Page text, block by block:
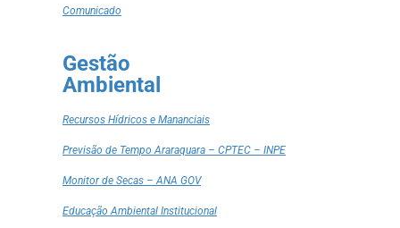
Comunicado
Gestão
Ambiental
Recursos Hídricos e Mananciais
Previsão de Tempo Araraquara – CPTEC – INPE
Monitor de Secas – ANA GOV
Educação Ambiental Institucional